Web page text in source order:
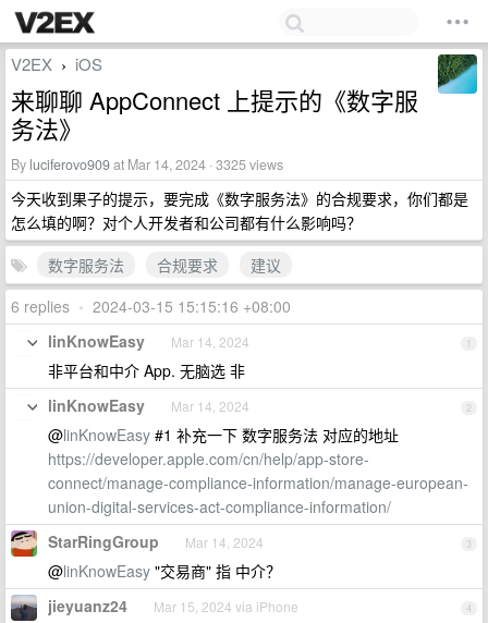
V2EX › iOS
来聊聊 AppConnect 上提示的《数字服
务法》
By luciferovo909at Mar 14, 2024 · 3325 views
今天收到果子的提示，要完成《数字服务法》的合规要求，你们都是
怎么填的啊？对个人开发者和公司都有什么影响吗？
数字服务法
合规要求
建议
6 replies • 2024-03-15 15:15:16 +08:00
1
linKnowEasy Mar 14, 2024
非平台和中介 App. 无脑选 非
2
linKnowEasy Mar 14, 2024
@linKnowEasy #1 补充一下 数字服务法 对应的地址
https://developer.apple.com/cn/help/app-store-
connect/manage-compliance-information/manage-european-
union-digital-services-act-compliance-information/
3
StarRingGroup Mar 14, 2024
@linKnowEasy "交易商" 指 中介？
4
jieyuanz24 Mar 15, 2024 via iPhone